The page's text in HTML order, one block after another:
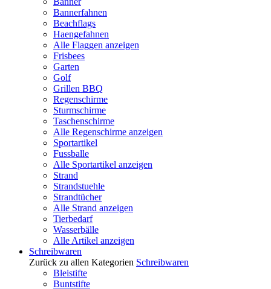
Bannerfahnen
Beachflags
Haengefahnen
Alle Flaggen anzeigen
Frisbees
Garten
Golf
Grillen BBQ
Regenschirme
Sturmschirme
Taschenschirme
Alle Regenschirme anzeigen
Sportartikel
Fussballe
Alle Sportartikel anzeigen
Strand
Strandstuehle
Strandtücher
Alle Strand anzeigen
Tierbedarf
Wasserbälle
Alle Artikel anzeigen
Schreibwaren
Zurück zu allen Kategorien Schreibwaren
Bleistifte
Buntstifte